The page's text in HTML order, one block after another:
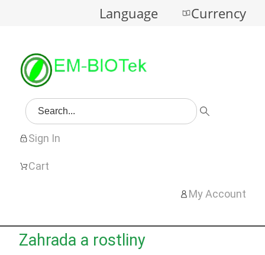
Language Currency
Sign In
Cart
My Account
Zahrada a rostliny